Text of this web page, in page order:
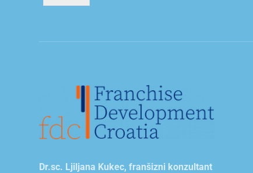
Dr.sc. Ljiljana Kukec, franšizni konzultant